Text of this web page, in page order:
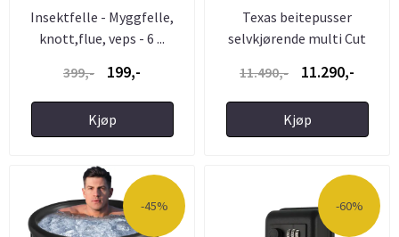
Insektfelle - Myggfelle,
knott,flue, veps - 6 ...
399,-
199,-
Kjøp
Texas beitepusser
selvkjørende multi Cut
11.490,- 11.290,-
Kjøp
-45% -60%